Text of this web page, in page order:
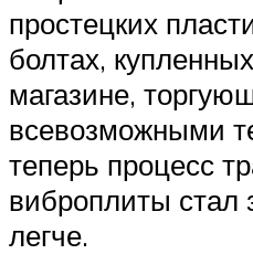
простецких
болтах,
магазине,
всевозможными
теперь процесс
виброплиты стал
легче.